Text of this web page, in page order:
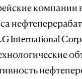
компании
International